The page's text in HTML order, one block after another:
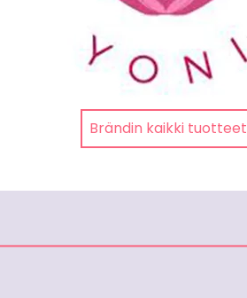
Brändin kaikki tuotteet